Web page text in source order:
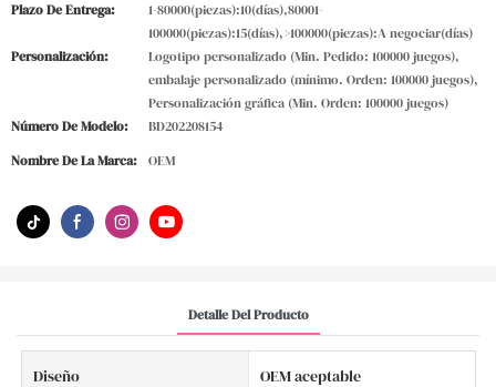
Plazo De Entrega:
1-80000(piezas):10(días),80001-
100000(piezas):15(días),>100000(piezas):A negociar(días)
Personalización:
Logotipo personalizado (Min. Pedido: 100000 juegos),
embalaje personalizado (mínimo. Orden: 100000 juegos),
Personalización gráfica (Min. Orden: 100000 juegos)
Número De Modelo:
BD202208154
Nombre De La Marca:
OEM
Detalle Del Producto
Diseño OEM aceptable